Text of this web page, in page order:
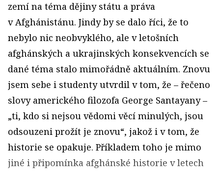
zemí na téma dějiny státu a práva
v Afghánistánu. Jindy by se dalo říci, že to
nebylo nic neobvyklého, ale v letošních
afghánských a ukrajinských konsekvencích se
dané téma stalo mimořádně aktuálním. Znovu
jsem sebe i studenty utvrdil v tom, že – řečeno
slovy amerického filozofa George Santayany –
„ti, kdo si nejsou vědomi věcí minulých, jsou
odsouzeni prožít je znovu“, jakož i v tom, že
historie se opakuje. Příkladem toho je mimo
jiné i připomínka afghánské historie v letech